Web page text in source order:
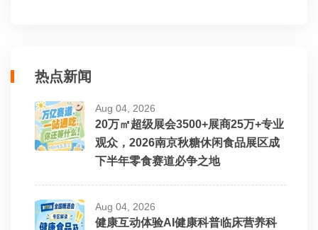
石家庄麦点客食品有限公司
赵县恒越食品厂
郝美佳
热点新闻
Aug 04, 2026
20万㎡超级展会3500+展商25万+专业
观众，2026南京秋糖休闲食品展区成
下半年零食赛道必争之地
Aug 04, 2026
健康互动体验AI健康科普临床营养科